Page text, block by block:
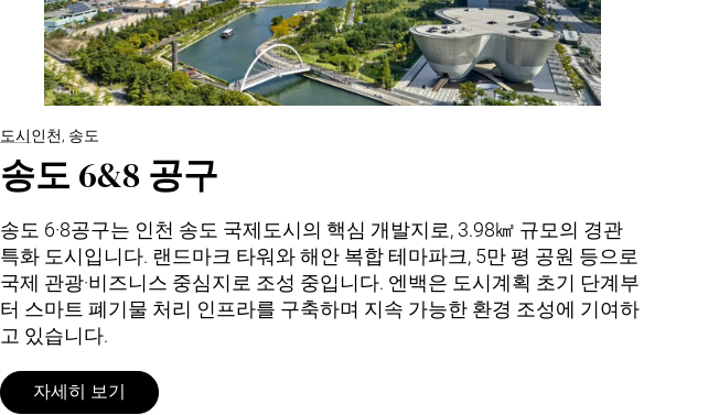
도시인천, 송도
송도 6&8 공구
송도 6·8공구는 인천 송도 국제도시의 핵심 개발지로, 3.98㎢ 규모의 경관
특화 도시입니다. 랜드마크 타워와 해안 복합 테마파크, 5만 평 공원 등으로
국제 관광·비즈니스 중심지로 조성 중입니다. 엔백은 도시계획 초기 단계부
터 스마트 폐기물 처리 인프라를 구축하며 지속 가능한 환경 조성에 기여하
고 있습니다.
자세히 보기